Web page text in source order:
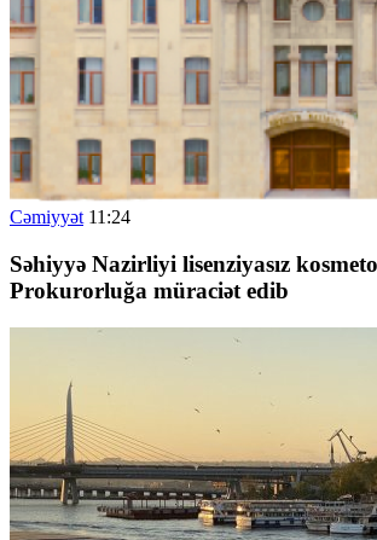
Cəmiyyət 11:24
Səhiyyə Nazirliyi lisenziyasız
Prokurorluğa müraciət edib